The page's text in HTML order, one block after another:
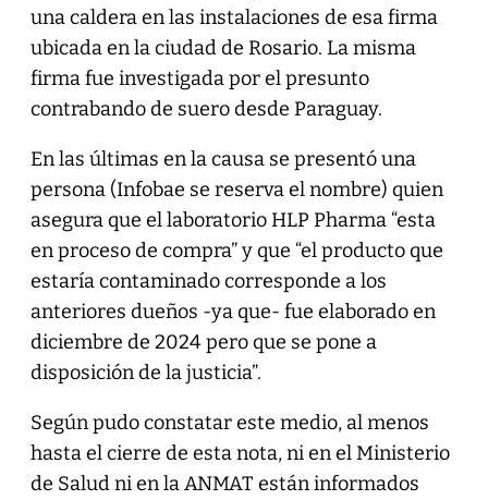
una caldera en las instalaciones de esa firma
ubicada en la ciudad de Rosario. La misma
firma fue investigada por el presunto
contrabando de suero desde Paraguay.
En las últimas en la causa se presentó una
persona (Infobae se reserva el nombre) quien
asegura que el laboratorio HLP Pharma “esta
en proceso de compra” y que “el producto que
estaría contaminado corresponde a los
anteriores dueños -ya que- fue elaborado en
diciembre de 2024 pero que se pone a
disposición de la justicia”.
Según pudo constatar este medio, al menos
hasta el cierre de esta nota, ni en el Ministerio
de Salud ni en la ANMAT están informados